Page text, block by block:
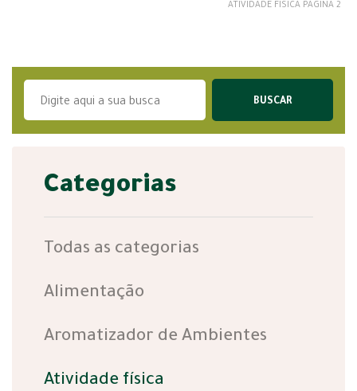
ATIVIDADE FÍSICA PÁGINA 2
Categorias
Todas as categorias
Alimentação
Aromatizador de Ambientes
Atividade física